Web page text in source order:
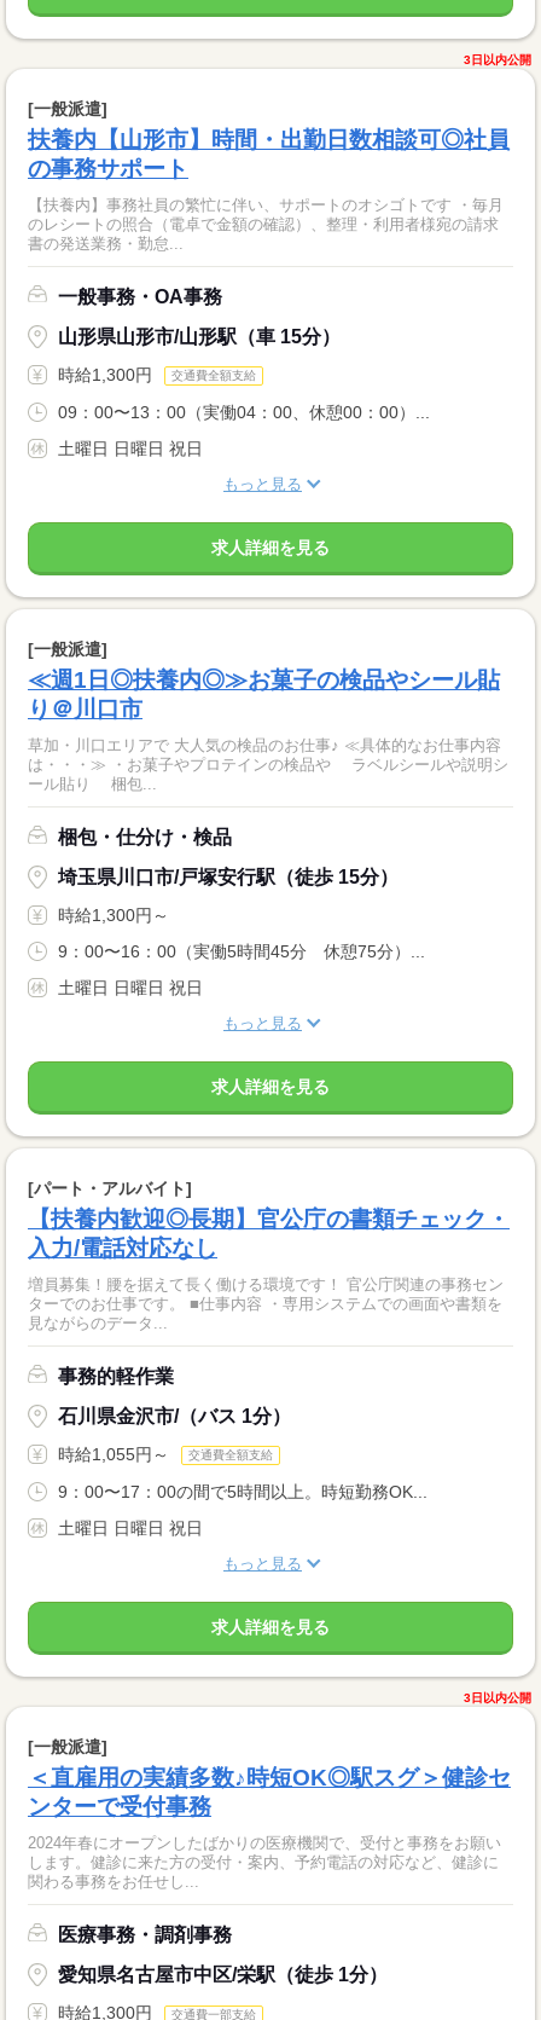
3日以内公開
[一般派遣]
扶養内【山形市】時間・出勤日数相談可◎社員
の事務サポート
【扶養内】事務社員の繁忙に伴い、サポートのオシゴトです ・毎月
のレシートの照合（電卓で金額の確認）、整理・利用者様宛の請求
書の発送業務・勤怠...
一般事務・OA事務
山形県山形市/山形駅（車 15分）
時給1,300円 交通費全額支給
09：00〜13：00（実働04：00、休憩00：00）...
土曜日 日曜日 祝日
もっと見る
求人詳細を見る
[一般派遣]
≪週1日◎扶養内◎≫お菓子の検品やシール貼
り＠川口市
草加・川口エリアで 大人気の検品のお仕事♪ ≪具体的なお仕事内容
は・・・≫ ・お菓子やプロテインの検品や ラベルシールや説明シ
ール貼り 梱包...
梱包・仕分け・検品
埼玉県川口市/戸塚安行駅（徒歩 15分）
時給1,300円～
9：00〜16：00（実働5時間45分 休憩75分）...
土曜日 日曜日 祝日
もっと見る
求人詳細を見る
[パート・アルバイト]
【扶養内歓迎◎長期】官公庁の書類チェック・
入力/電話対応なし
増員募集！腰を据えて長く働ける環境です！ 官公庁関連の事務セン
ターでのお仕事です。 ■仕事内容 ・専用システムでの画面や書類を
見ながらのデータ...
事務的軽作業
石川県金沢市/（バス 1分）
時給1,055円～ 交通費全額支給
9：00〜17：00の間で5時間以上。時短勤務OK...
土曜日 日曜日 祝日
もっと見る
求人詳細を見る
3日以内公開
[一般派遣]
＜直雇用の実績多数♪時短OK◎駅スグ＞健診セ
ンターで受付事務
2024年春にオープンしたばかりの医療機関で、受付と事務をお願い
します。健診に来た方の受付・案内、予約電話の対応など、健診に
関わる事務をお任せし...
医療事務・調剤事務
愛知県名古屋市中区/栄駅（徒歩 1分）
時給1,300円 交通費一部支給